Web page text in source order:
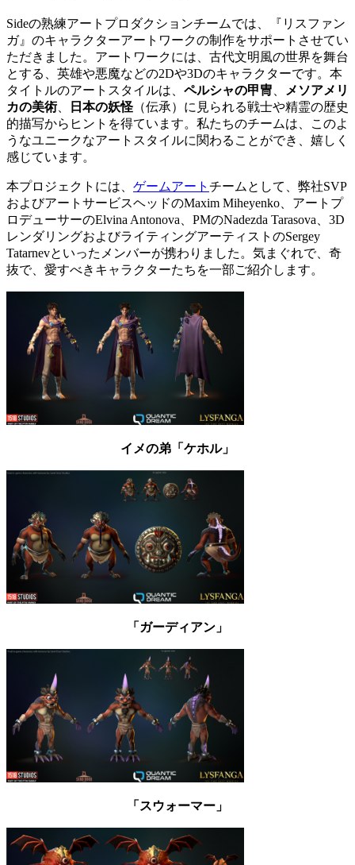
Sideの熟練アートプロダクションチームでは、『リスファン
ガ』のキャラクターアートワークの制作をサポートさせてい
ただきました。アートワークには、古代文明風の世界を舞台
とする、英雄や悪魔などの2Dや3Dのキャラクターです。本
タイトルのアートスタイルは、 ペルシャの甲冑
メソアメリ
カの美術、 日本の妖怪 （伝承）に見られる戦士や精霊の歴史
的描写からヒントを得ています。私たちのチームは、このよ
うなユニークなアートスタイルに関わることができ、嬉しく
感じています。
本プロジェクトには、 ゲームアート チームとして、弊社SVP
およびアートサービスヘッドのMaxim Miheyenko、アートプ
ロデューサーのElvina Antonova、PMのNadezda Tarasova、3D
レンダリングおよびライティングアーティストのSergey
Tatarnevといったメンバーが携わりました。気まぐれで、奇
抜で、愛すべきキャラクターたちを一部ご紹介します。
イメの弟「ケホル」
「ガーディアン」
「スウォーマー」